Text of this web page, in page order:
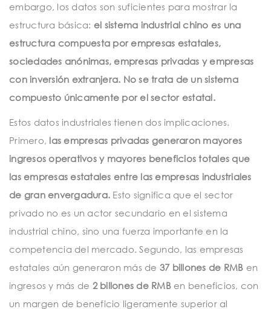
embargo, los datos son suficientes para mostrar la
estructura básica: el sistema industrial chino es una
estructura compuesta por empresas estatales,
sociedades anónimas, empresas privadas y empresas
con inversión extranjera. No se trata de un sistema
compuesto únicamente por el sector estatal.
Estos datos industriales tienen dos implicaciones.
Primero, las empresas privadas generaron mayores
ingresos operativos y mayores beneficios totales que
las empresas estatales entre las empresas industriales
de gran envergadura. Esto significa que el sector
privado no es un actor secundario en el sistema
industrial chino, sino una fuerza importante en la
competencia del mercado. Segundo, las empresas
estatales aún generaron más de 37 billones de RMB en
ingresos y más de 2 billones de RMB en beneficios, con
un margen de beneficio ligeramente superior al